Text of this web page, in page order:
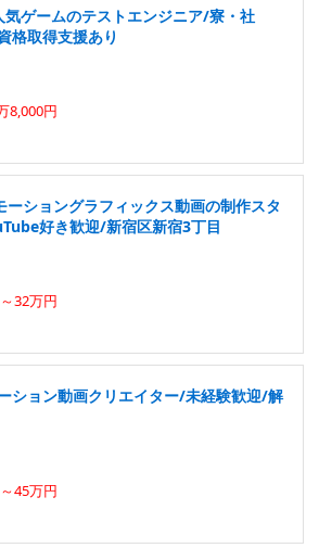
ゲームのテストエンジニア/寮・社
格取得支援あり
8,000円
ーショングラフィックス動画の制作スタ
好き歓迎/新宿区新宿3丁目
32万円
ション動画クリエイター/未経験歓迎/解
45万円